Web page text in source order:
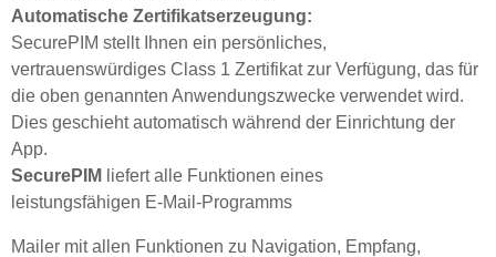
Automatische Zertifikatserzeugung:
SecurePIM stellt Ihnen ein persönliches,
vertrauenswürdiges Class 1 Zertifikat zur Verfügung, das für
die oben genannten Anwendungszwecke verwendet wird.
Dies geschieht automatisch während der Einrichtung der
App.
SecurePIM
liefert alle Funktionen eines
leistungsfähigen E-Mail-Programms
Mailer mit allen Funktionen zu Navigation, Empfang,